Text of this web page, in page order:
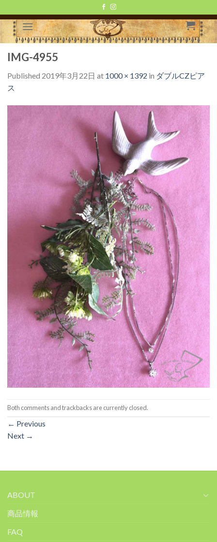
to
content
IMG-4955
Published 2019年3月22日 at 1000 × 1392 in ダブルCZピア
ス
Both comments and trackbacks are currently closed.
← Previous
Next →
ABOUT
商品情報
FAQ